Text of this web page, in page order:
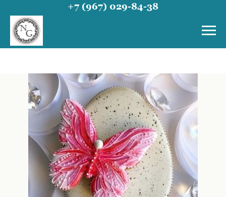
+7 (967) 029-84-38